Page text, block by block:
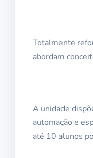
Totalmente
abordam
A unidade
automação e
até 10 alunos